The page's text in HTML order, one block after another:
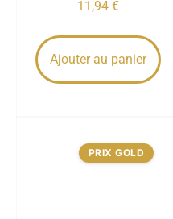
11,94 €
Ajouter au panier
PRIX GOLD